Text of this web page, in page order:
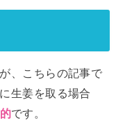
、こちらの記事で
生姜を取る場合
です。